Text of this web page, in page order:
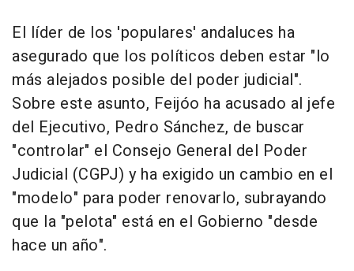
El líder de los 'populares' andaluces ha
asegurado que los políticos deben estar "lo
más alejados posible del poder judicial".
Sobre este asunto, Feijóo ha acusado al jefe
del Ejecutivo, Pedro Sánchez, de buscar
"controlar" el Consejo General del Poder
Judicial (CGPJ) y ha exigido un cambio en el
"modelo" para poder renovarlo, subrayando
que la "pelota" está en el Gobierno "desde
hace un año".